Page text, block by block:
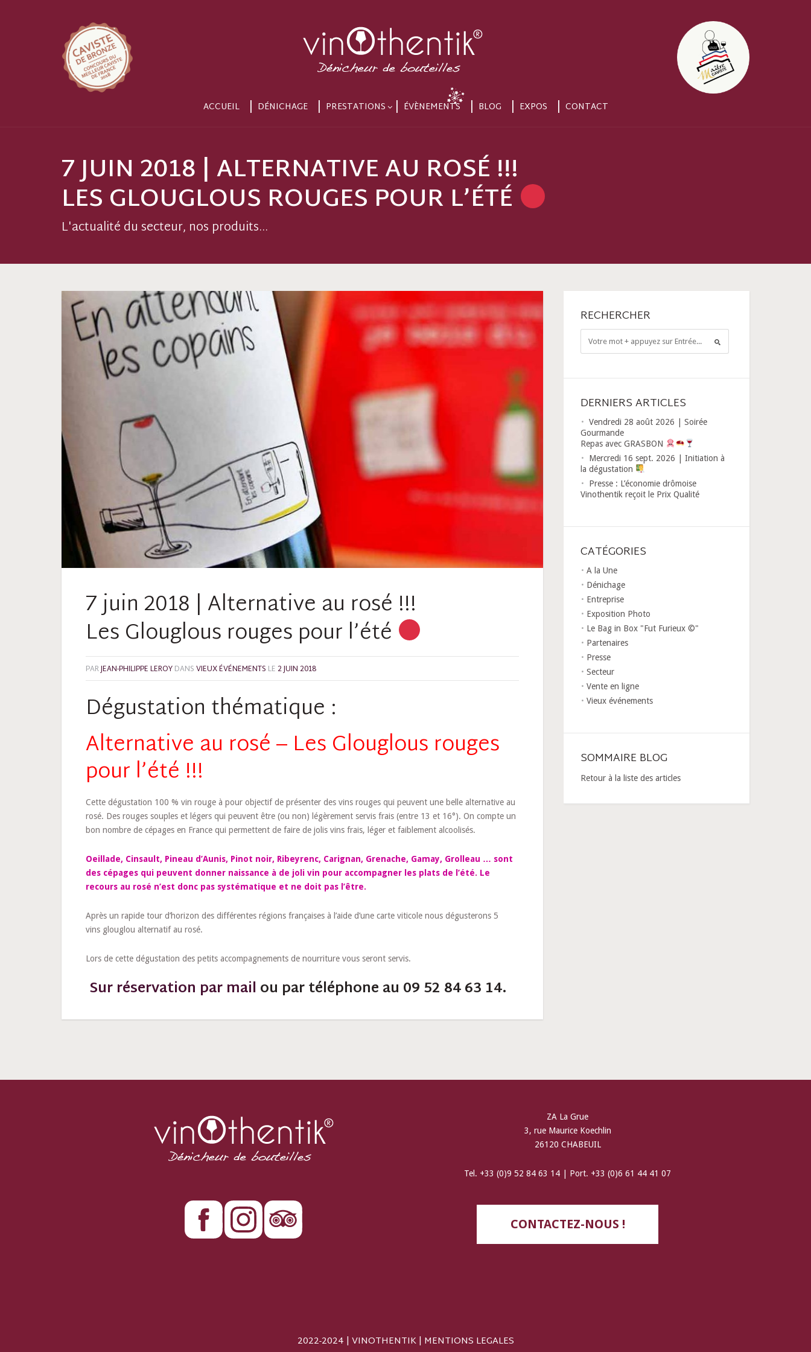
ACCUEIL DÉNICHAGE PRESTATIONS ÉVÈNEMENTS BLOG EXPOS CONTACT
7 JUIN 2018 | ALTERNATIVE AU ROSÉ !!!
LES GLOUGLOUS ROUGES POUR L’ÉTÉ
L'actualité du secteur, nos produits...
7 juin 2018 | Alternative au rosé !!!
Les Glouglous rouges pour l’été
PARJEAN-PHILIPPE LEROYDANSVIEUX ÉVÉNEMENTS LE2 JUIN 2018
Dégustation thématique :
Alternative au rosé – Les Glouglous rouges
pour l’été !!!
Cette dégustation 100 % vin rouge à pour objectif de présenter des vins rouges qui peuvent une belle alternative au
rosé. Des rouges souples et légers qui peuvent être (ou non) légèrement servis frais (entre 13 et 16°). On compte un
bon nombre de cépages en France qui permettent de faire de jolis vins frais, léger et faiblement alcoolisés.
Oeillade, Cinsault, Pineau d’Aunis, Pinot noir, Ribeyrenc, Carignan, Grenache, Gamay, Grolleau … sont
des cépages qui peuvent donner naissance à de joli vin pour accompagner les plats de l’été. Le
recours au rosé n’est donc pas systématique et ne doit pas l’être.
Après un rapide tour d’horizon des différentes régions françaises à l’aide d’une carte viticole nous dégusterons 5
vins glouglou alternatif au rosé.
Lors de cette dégustation des petits accompagnements de nourriture vous seront servis.
Sur réservation par mail ou par téléphone au 09 52 84 63 14.
RECHERCHER
DERNIERS ARTICLES
Vendredi 28 août 2026 | Soirée
Gourmande
Repas avec GRASBON
Mercredi 16 sept. 2026 | Initiation à
la dégustation
Presse : L’économie drômoise
Vinothentik reçoit le Prix Qualité
CATÉGORIES
A la Une
Dénichage
Entreprise
Exposition Photo
Le Bag in Box "Fut Furieux ©"
Partenaires
Presse
Secteur
Vente en ligne
Vieux événements
SOMMAIRE BLOG
Retour à la liste des articles
ZA La Grue
3, rue Maurice Koechlin
26120 CHABEUIL
Tel. +33 (0)9 52 84 63 14 | Port. +33 (0)6 61 44 41 07
CONTACTEZ-NOUS !
2022-2024 | VINOTHENTIK | MENTIONS LEGALES